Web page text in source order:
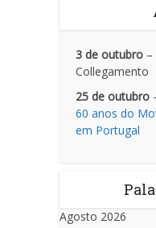
3 de outubro –
Collegamento
25 de outubro
60 anos do
em Portugal
Agosto 2026